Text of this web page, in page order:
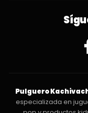
Pulguero
especializada en